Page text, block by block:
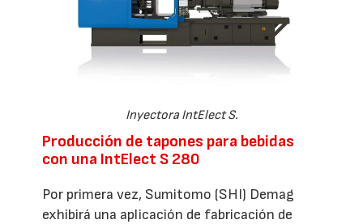
Inyectora IntElect S.
Producción de tapones para bebidas
con una IntElect S 280
Por primera vez, Sumitomo (SHI) Demag
exhibirá una aplicación de fabricación de